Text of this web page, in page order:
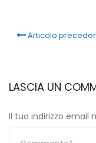
Articolo
LASCIA UN
Il tuo indirizzo email